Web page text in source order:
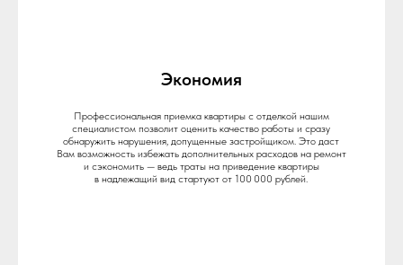
Экономия
Профессиональная приемка квартиры с отделкой нашим
специалистом позволит оценить качество работы и сразу
обнаружить нарушения, допущенные застройщиком. Это даст
Вам возможность избежать дополнительных расходов на ремонт
и сэкономить — ведь траты на приведение квартиры
в надлежащий вид стартуют от 100 000 рублей.